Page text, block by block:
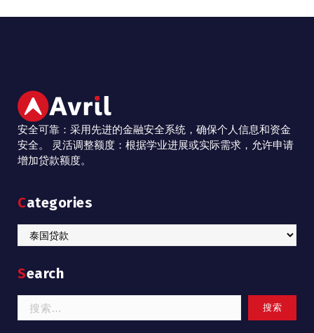
安全可靠：采用先进的金融安全系统，确保个人信息和资金
安全。 灵活调整额度：根据学业进展或实际需求，允许申请
增加贷款额度。
Categories
Categories
Search
索：